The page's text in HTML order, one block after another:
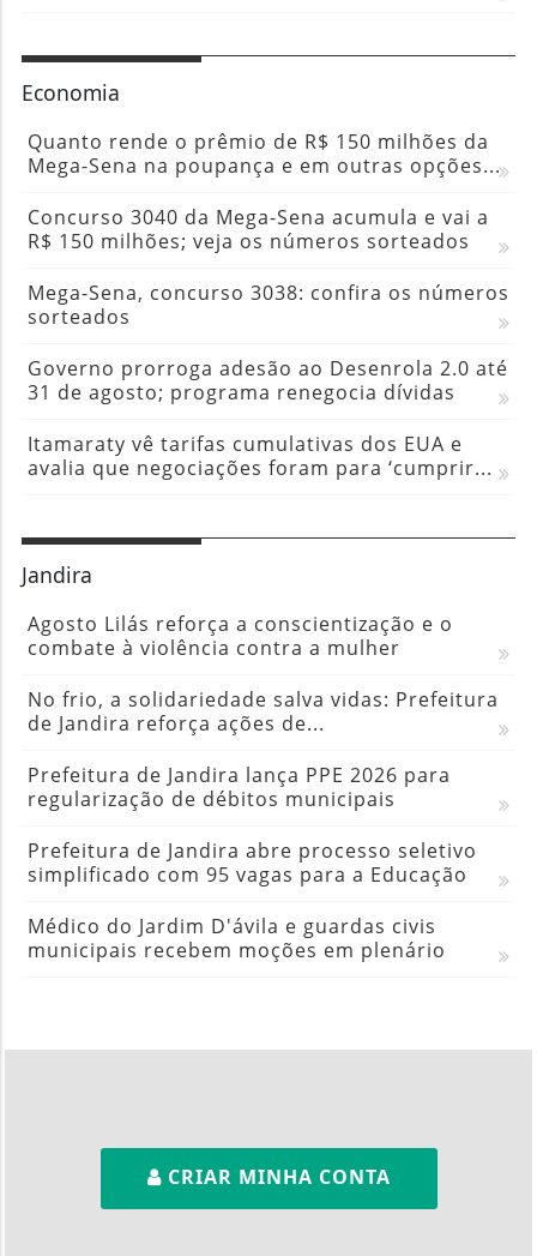
Economia
Quanto rende o prêmio de R$ 150 milhões da
Mega-Sena na poupança e em outras opções...
Concurso 3040 da Mega-Sena acumula e vai a
R$ 150 milhões; veja os números sorteados
Mega-Sena, concurso 3038: confira os números
sorteados
Governo prorroga adesão ao Desenrola 2.0 até
31 de agosto; programa renegocia dívidas
Itamaraty vê tarifas cumulativas dos EUA e
avalia que negociações foram para ‘cumprir...
Jandira
Agosto Lilás reforça a conscientização e o
combate à violência contra a mulher
No frio, a solidariedade salva vidas: Prefeitura
de Jandira reforça ações de...
Prefeitura de Jandira lança PPE 2026 para
regularização de débitos municipais
Prefeitura de Jandira abre processo seletivo
simplificado com 95 vagas para a Educação
Médico do Jardim D'ávila e guardas civis
municipais recebem moções em plenário
CRIAR MINHA CONTA